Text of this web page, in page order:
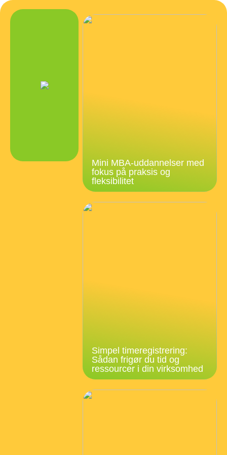
Mini MBA-uddannelser med
fokus på praksis og
fleksibilitet
Simpel timeregistrering:
Sådan frigør du tid og
ressourcer i din virksomhed